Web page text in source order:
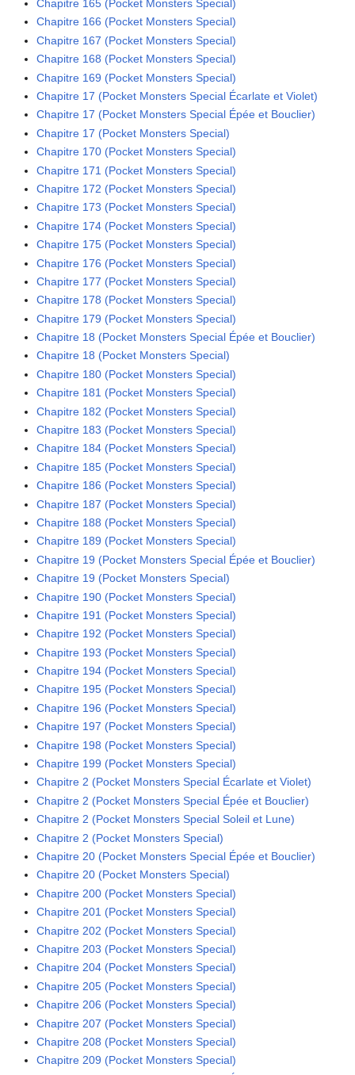
Chapitre 165 (Pocket Monsters Special)
Chapitre 166 (Pocket Monsters Special)
Chapitre 167 (Pocket Monsters Special)
Chapitre 168 (Pocket Monsters Special)
Chapitre 169 (Pocket Monsters Special)
Chapitre 17 (Pocket Monsters Special Écarlate et Violet)
Chapitre 17 (Pocket Monsters Special Épée et Bouclier)
Chapitre 17 (Pocket Monsters Special)
Chapitre 170 (Pocket Monsters Special)
Chapitre 171 (Pocket Monsters Special)
Chapitre 172 (Pocket Monsters Special)
Chapitre 173 (Pocket Monsters Special)
Chapitre 174 (Pocket Monsters Special)
Chapitre 175 (Pocket Monsters Special)
Chapitre 176 (Pocket Monsters Special)
Chapitre 177 (Pocket Monsters Special)
Chapitre 178 (Pocket Monsters Special)
Chapitre 179 (Pocket Monsters Special)
Chapitre 18 (Pocket Monsters Special Épée et Bouclier)
Chapitre 18 (Pocket Monsters Special)
Chapitre 180 (Pocket Monsters Special)
Chapitre 181 (Pocket Monsters Special)
Chapitre 182 (Pocket Monsters Special)
Chapitre 183 (Pocket Monsters Special)
Chapitre 184 (Pocket Monsters Special)
Chapitre 185 (Pocket Monsters Special)
Chapitre 186 (Pocket Monsters Special)
Chapitre 187 (Pocket Monsters Special)
Chapitre 188 (Pocket Monsters Special)
Chapitre 189 (Pocket Monsters Special)
Chapitre 19 (Pocket Monsters Special Épée et Bouclier)
Chapitre 19 (Pocket Monsters Special)
Chapitre 190 (Pocket Monsters Special)
Chapitre 191 (Pocket Monsters Special)
Chapitre 192 (Pocket Monsters Special)
Chapitre 193 (Pocket Monsters Special)
Chapitre 194 (Pocket Monsters Special)
Chapitre 195 (Pocket Monsters Special)
Chapitre 196 (Pocket Monsters Special)
Chapitre 197 (Pocket Monsters Special)
Chapitre 198 (Pocket Monsters Special)
Chapitre 199 (Pocket Monsters Special)
Chapitre 2 (Pocket Monsters Special Écarlate et Violet)
Chapitre 2 (Pocket Monsters Special Épée et Bouclier)
Chapitre 2 (Pocket Monsters Special Soleil et Lune)
Chapitre 2 (Pocket Monsters Special)
Chapitre 20 (Pocket Monsters Special Épée et Bouclier)
Chapitre 20 (Pocket Monsters Special)
Chapitre 200 (Pocket Monsters Special)
Chapitre 201 (Pocket Monsters Special)
Chapitre 202 (Pocket Monsters Special)
Chapitre 203 (Pocket Monsters Special)
Chapitre 204 (Pocket Monsters Special)
Chapitre 205 (Pocket Monsters Special)
Chapitre 206 (Pocket Monsters Special)
Chapitre 207 (Pocket Monsters Special)
Chapitre 208 (Pocket Monsters Special)
Chapitre 209 (Pocket Monsters Special)